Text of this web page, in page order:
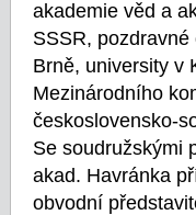
akademie věd a
SSSR,
Brně, university v
Mezinárodního
československo-
Se soudružskými
akad. Havránka
obvodní